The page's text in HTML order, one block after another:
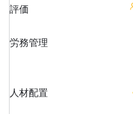
評価
労務管理
人材配置